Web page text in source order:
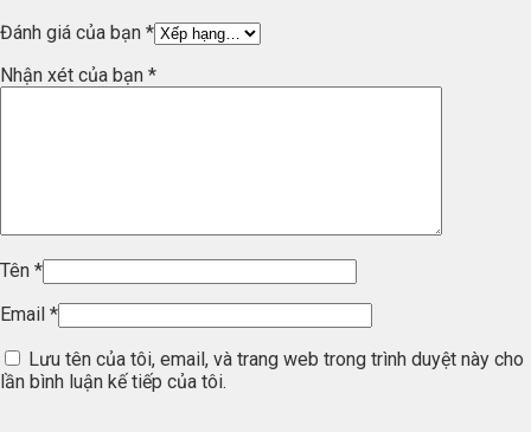
Đánh giá của bạn *
Nhận xét của bạn *
Tên *
Email *
Lưu tên của tôi, email, và trang web trong trình duyệt này cho
lần bình luận kế tiếp của tôi.